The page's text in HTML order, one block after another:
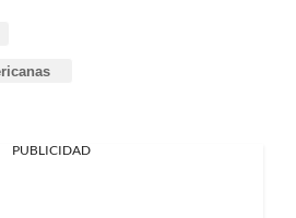
PUBLICIDAD